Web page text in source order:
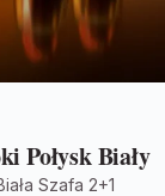
Połysk Biały
Szafa 2+1